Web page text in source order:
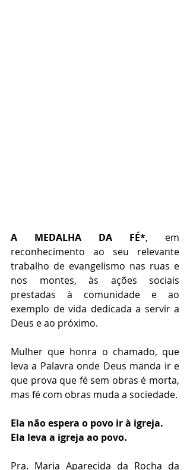
A MEDALHA DA FÉ*, em
reconhecimento ao seu relevante
trabalho de evangelismo nas ruas e
nos montes, às ações sociais
prestadas à comunidade e ao
exemplo de vida dedicada a servir a
Deus e ao próximo.
Mulher que honra o chamado, que
leva a Palavra onde Deus manda ir e
que prova que fé sem obras é morta,
mas fé com obras muda a sociedade.
Ela não espera o povo ir à igreja.
Ela leva a igreja ao povo.
Pra. Maria Aparecida da Rocha da